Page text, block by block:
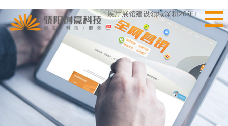
展厅展馆建设领域深耕20年+